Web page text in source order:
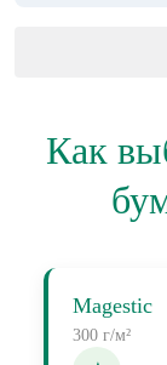
Как
Magestic
300 г/м²